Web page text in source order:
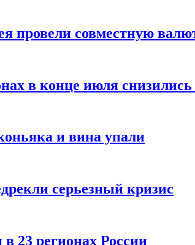
провели совместную
в конце июля
и вина упали
серьезный кризис
23 регионах России